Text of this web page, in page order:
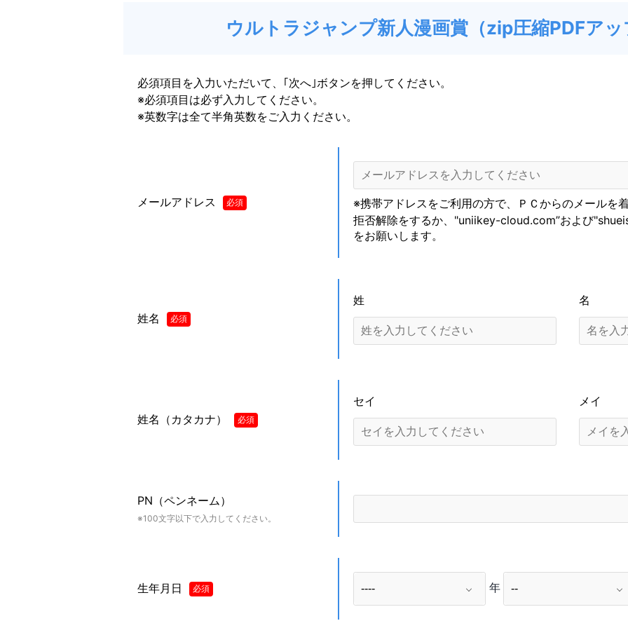
ウルトラジャンプ新人漫画賞（zip圧縮PDFア
必須項目を入力いただいて、｢次へ｣ボタンを押してください。
※必須項目は必ず入力してください。
※英数字は全て半角英数をご入力ください。
メールアドレス 必須
※携帯アドレスをご利用の方で、ＰＣからのメールを
拒否解除をするか、"uniikey-cloud.com”および
をお願いします。
姓名 必須
姓 名
姓名（カタカナ） 必須
セイ メイ
PN（ペンネーム）
※100文字以下で入力してください。
生年月日 必須 年